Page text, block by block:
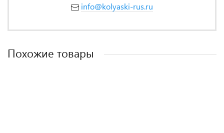
info@kolyaski-rus.ru
Похожие товары